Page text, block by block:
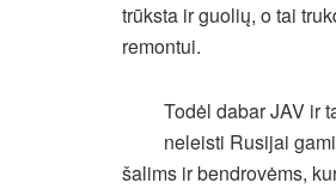
trūksta ir guolių, o tai
remontui.
Todėl dabar JAV ir
neleisti Rusijai
šalims ir bendrovėms,